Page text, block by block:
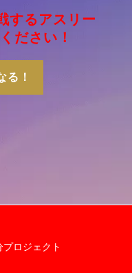
するアスリー
ださい！
る！
ロジェクト